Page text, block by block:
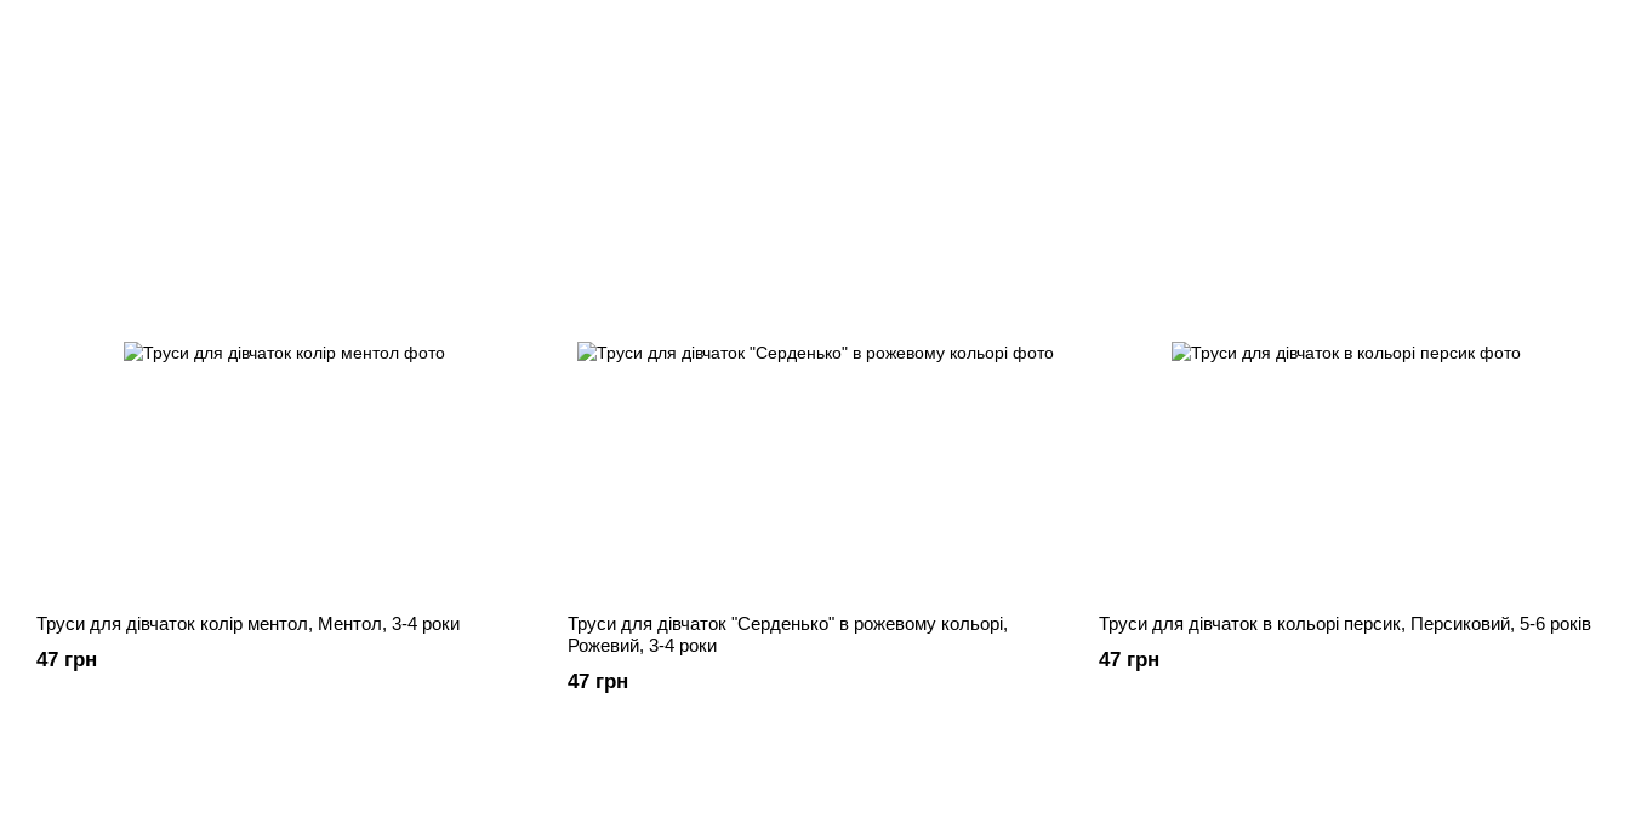
Труси для дівчаток колір ментол, Ментол, 3-4 роки
47 грн
Труси для дівчаток "Серденько" в рожевому кольорі,
Рожевий, 3-4 роки
47 грн
Труси для дівчаток в кольорі персик, Персиковий, 5-6 років
47 грн